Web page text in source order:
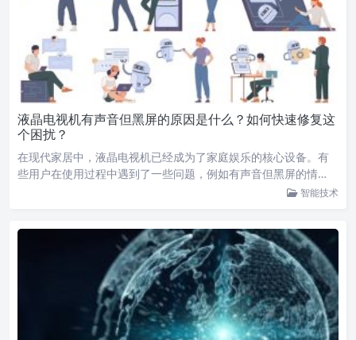
液晶电视机有声音但黑屏的原因是什么？如何快速修复这
个困扰？
在现代家居中，液晶电视机已经成为了家庭娱乐的核心设备。有
些用户在使用过程中遇到了一些问题，例如有声音但黑屏的情…
智能技术